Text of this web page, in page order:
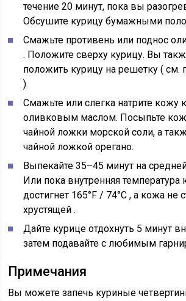
течение 20 минут, пока вы
Обсушите курицу бумажными
Смажьте противень или поднос
. Положите сверху курицу. Вы
положить курицу на решетку (см.
).
Смажьте или слегка натрите кожу
оливковым маслом. Посыпьте
чайной ложки морской соли, а
чайной ложкой орегано.
Выпекайте 35–45 минут на
Или пока внутренняя температура
достигнет 165°F / 74°C , а кожа не
хрустящей.
Дайте курице отдохнуть 5 минут
затем подавайте с любимым
Примечания
Вы можете запечь куриные